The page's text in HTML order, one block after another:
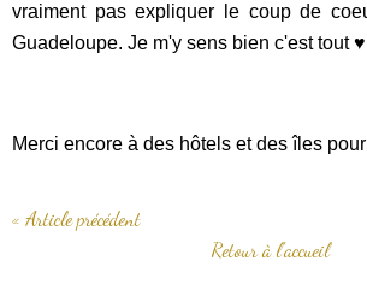
vraiment pas expliquer le coup de
Guadeloupe. Je m'y sens bien c'est tout ♥
Merci encore à des hôtels et des îles
« Article précédent
Retour à l'accueil